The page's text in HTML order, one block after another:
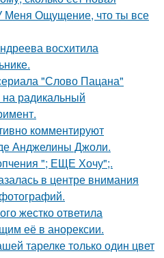
Меня Ощущение, что ты все
восхитила
"Слово Пацана"
радикальный
комментируют
Анджелины Джоли.
"; ЕЩЕ Хочу";.
в центре внимания
жестко ответила
её в анорексии.
тарелке только один цвет